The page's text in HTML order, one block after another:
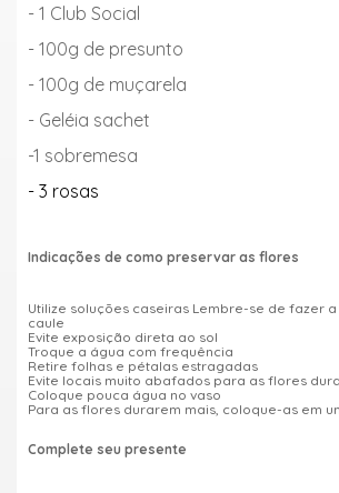
- 1 Club Social
- 100g de presunto
- 100g de muçarela
- Geléia sachet
-1 sobremesa
- 3 rosas
Indicações de como preservar as flores
Utilize soluções caseiras Lembre-se de fazer
caule
Evite exposição direta ao sol
Troque a água com frequência
Retire folhas e pétalas estragadas
Evite locais muito abafados para as flores
Coloque pouca água no vaso
Para as flores durarem mais, coloque-as em
Complete seu presente